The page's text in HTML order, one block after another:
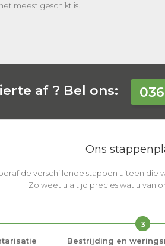
meest geschikt is.
af ? Bel ons:
Ons
de verschillende stappen uiteen die
Zo weet u altijd precies wat u van
3
Bestrijding en